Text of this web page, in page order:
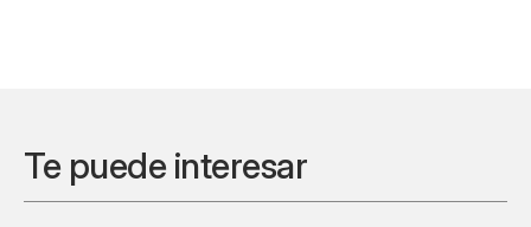
Te puede interesar